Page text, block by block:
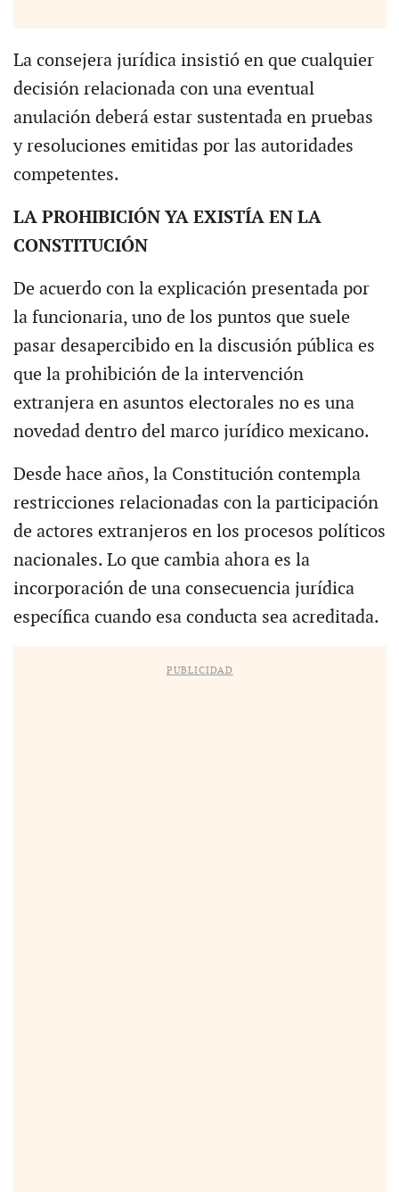
La consejera jurídica insistió en que cualquier
decisión relacionada con una eventual
anulación deberá estar sustentada en pruebas
y resoluciones emitidas por las autoridades
competentes.
LA PROHIBICIÓN YA EXISTÍA EN LA
CONSTITUCIÓN
De acuerdo con la explicación presentada por
la funcionaria, uno de los puntos que suele
pasar desapercibido en la discusión pública es
que la prohibición de la intervención
extranjera en asuntos electorales no es una
novedad dentro del marco jurídico mexicano.
Desde hace años, la Constitución contempla
restricciones relacionadas con la participación
de actores extranjeros en los procesos políticos
nacionales. Lo que cambia ahora es la
incorporación de una consecuencia jurídica
específica cuando esa conducta sea acreditada.
PUBLICIDAD